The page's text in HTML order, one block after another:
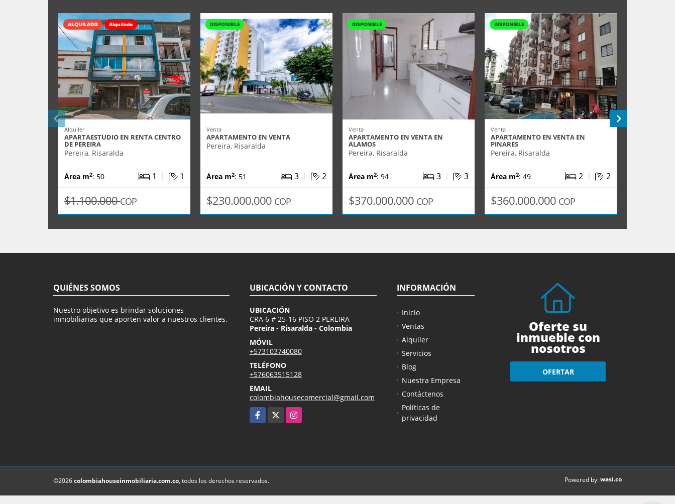
ALQUILADO Alquilado
Alquiler
APARTAESTUDIO EN RENTA CENTRO
DE PEREIRA
Pereira, Risaralda
Área m2: 50 1 | 1
$1.100.000COP
DISPONIBLE
Venta
APARTAMENTO EN VENTA
Pereira, Risaralda
Área m2: 51 3 | 2
$230.000.000 COP
DISPONIBLE
Venta
APARTAMENTO EN VENTA EN
ALAMOS
Pereira, Risaralda
Área m2: 94 3 | 3
$370.000.000 COP
DISPONIBLE
Venta
APARTAMENTO EN VENTA EN
PINARES
Pereira, Risaralda
Área m2: 49 2 | 2
$360.000.000 COP
QUIÉNES SOMOS
Nuestro objetivo es brindar soluciones
inmobiliarias que aporten valor a nuestros clientes.
UBICACIÓN Y CONTACTO
UBICACIÓN
CRA 6 # 25-16 PISO 2 PEREIRA
Pereira - Risaralda - Colombia
MÓVIL
+573103740080
TELÉFONO
+576063515128
EMAIL
colombiahousecomercial@gmail.com
Facebook
Instagram
INFORMACIÓN
Inicio
Ventas
Alquiler
Servicios
Blog
Nuestra Empresa
Contáctenos
Políticas de
privacidad
Oferte su
inmueble con
nosotros
OFERTAR
©2026colombiahouseinmobiliaria.com.co, todos los derechos reservados. Powered by:wasi.co